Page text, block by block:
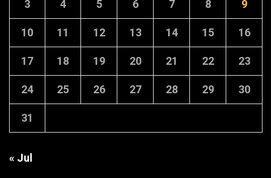
3 4 5 6 7 8 9
10 11 12 13 14 15 16
17 18 19 20 21 22 23
24 25 26 27 28 29 30
31
« Jul